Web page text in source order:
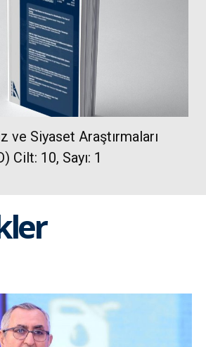
ve Siyaset Araştırmaları
Cilt: 10, Sayı: 1